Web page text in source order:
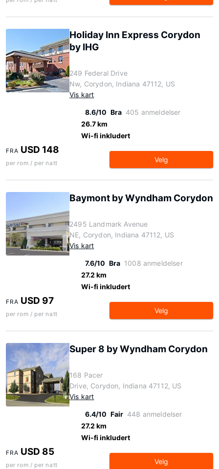
Holiday Inn Express Corydon
by IHG
249 Federal Drive
Nw, Corydon, Indiana 47112, US
Vis kart
8.6/10 Bra 405 anmeldelser
26.7 km
Wi-fi inkludert
FRA USD 148
per rom / per natt Velg
Baymont by Wyndham Corydon
2495 Landmark Avenue
NE, Corydon, Indiana 47112, US
Vis kart
7.6/10 Bra 1008 anmeldelser
27.2 km
Wi-fi inkludert
FRA USD 97
per rom / per natt Velg
Super 8 by Wyndham Corydon
168 Pacer
Drive, Corydon, Indiana 47112, US
Vis kart
6.4/10 Fair 448 anmeldelser
27.2 km
Wi-fi inkludert
FRA USD 85
per rom / per natt Velg